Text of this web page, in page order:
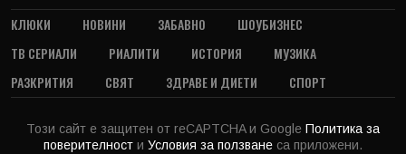
КЛЮКИ НОВИНИ ЗАБАВНО
ШОУБИЗНЕС
ТВ СЕРИАЛИ
РИАЛИТИ ИСТОРИЯ
МУЗИКА
РАЗКРИТИЯ
СВЯТ ЗДРАВЕ И ДИЕТИ СПОРТ
Този сайт е защитен от reCAPTCHA и Google Политика за
поверителност и Условия за ползване са приложени.